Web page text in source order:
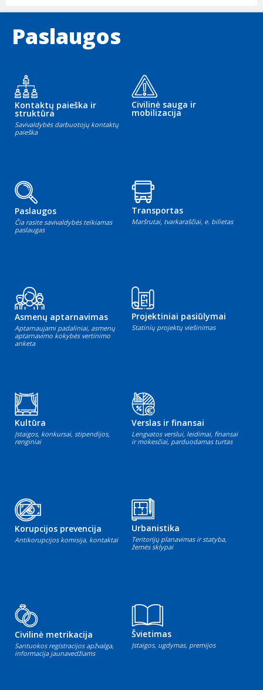
Paslaugos
Kontaktų paieška ir
struktūra
Savivaldybės darbuotojų kontaktų
paieška
Civilinė sauga ir
mobilizacija
Paslaugos
Čia rasite savivaldybės teikiamas
paslaugas
Transportas
Maršrutai, tvarkaraščiai, e. bilietas
Asmenų aptarnavimas
Aptarnaujami padaliniai, asmenų
aptarnavimo kokybės vertinimo
anketa
Projektiniai pasiūlymai
Statinių projektų viešinimas
Kultūra
Įstaigos, konkursai, stipendijos,
renginiai
Verslas ir finansai
Lengvatos verslui, leidimai, finansai
ir mokesčiai, parduodamas turtas
Korupcijos prevencija
Antikorupcijos komisija, kontaktai
Urbanistika
Teritorijų planavimas ir statyba,
žemės sklypai
Civilinė metrikacija
Santuokos registracijos apžvalga,
informacija jaunavedžiams
Švietimas
Įstaigos, ugdymas, premijos